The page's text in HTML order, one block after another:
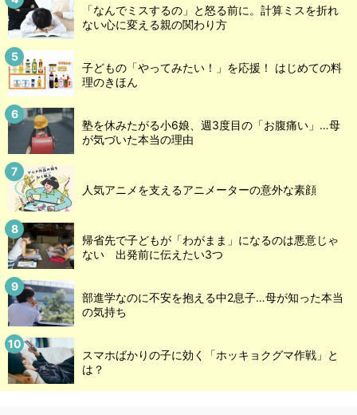
「なんでミスするの」と怒る前に。計算ミスを折れ
ない心に変える親の関わり方
子どもの「やってみたい！」を応援！ はじめての料
理のきほん
塾を休みたがる小6娘、週3度目の「お腹痛い」…母
が気づいた本当の理由
人気アニメを支えるアニメーターの意外な素顔
帰省先で子どもが「わがまま」になるのは悪意じゃ
ない 出発前に伝えたい3つ
部進学なのに不安を抱える中2息子…母が知った本当
の気持ち
スマホばかりの子に効く「ホッキョクグマ作戦」と
は？